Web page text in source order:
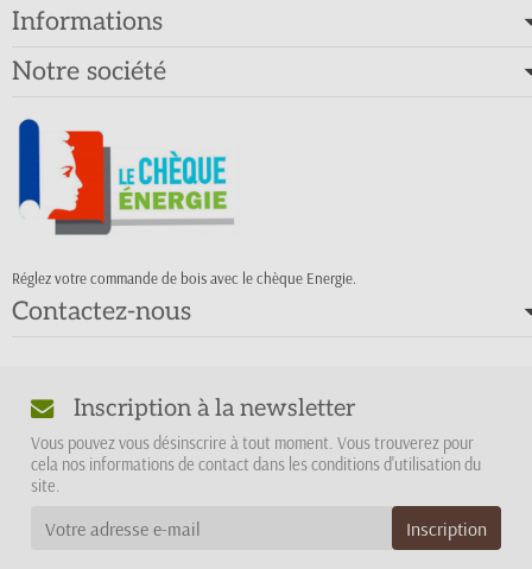
Informations
Notre société
Réglez votre commande de bois avec le chèque Energie.
Contactez-nous
Inscription à la newsletter
Vous pouvez vous désinscrire à tout moment. Vous trouverez pour
cela nos informations de contact dans les conditions d'utilisation du
site.